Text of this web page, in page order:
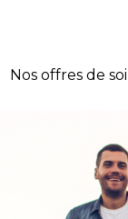
Nos offres de